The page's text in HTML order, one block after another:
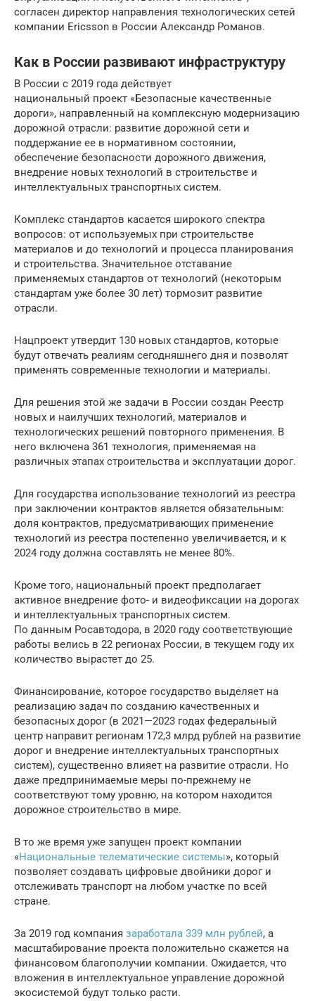
согласен директор направления технологических сетей
компании Ericsson в России Александр Романов.
Как в России развивают инфраструктуру
В России с 2019 года действует
национальный проект «Безопасные качественные
дороги», направленный на комплексную модернизацию
дорожной отрасли: развитие дорожной сети и
поддержание ее в нормативном состоянии,
обеспечение безопасности дорожного движения,
внедрение новых технологий в строительстве и
интеллектуальных транспортных систем.
Комплекс стандартов касается широкого спектра
вопросов: от используемых при строительстве
материалов и до технологий и процесса планирования
и строительства. Значительное отставание
применяемых стандартов от технологий (некоторым
стандартам уже более 30 лет) тормозит развитие
отрасли.
Нацпроект утвердит 130 новых стандартов, которые
будут отвечать реалиям сегодняшнего дня и позволят
применять современные технологии и материалы.
Для решения этой же задачи в России создан Реестр
новых и наилучших технологий, материалов и
технологических решений повторного применения. В
него включена 361 технология, применяемая на
различных этапах строительства и эксплуатации дорог.
Для государства использование технологий из реестра
при заключении контрактов является обязательным:
доля контрактов, предусматривающих применение
технологий из реестра постепенно увеличивается, и к
2024 году должна составлять не менее 80%.
Кроме того, национальный проект предполагает
активное внедрение фото- и видеофиксации на дорогах
и интеллектуальных транспортных систем.
По данным Росавтодора, в 2020 году соответствующие
работы велись в 22 регионах России, в текущем году их
количество вырастет до 25.
Финансирование, которое государство выделяет на
реализацию задач по созданию качественных и
безопасных дорог (в 2021—2023 годах федеральный
центр направит регионам 172,3 млрд рублей на развитие
дорог и внедрение интеллектуальных транспортных
систем), существенно влияет на развитие отрасли. Но
даже предпринимаемые меры по-прежнему не
соответствуют тому уровню, на котором находится
дорожное строительство в мире.
В то же время уже запущен проект компании
«Национальные телематические системы», который
позволяет создавать цифровые двойники дорог и
отслеживать транспорт на любом участке по всей
стране.
За 2019 год компания заработала 339 млн рублей, а
масштабирование проекта положительно скажется на
финансовом благополучии компании. Ожидается, что
вложения в интеллектуальное управление дорожной
экосистемой будут только расти.